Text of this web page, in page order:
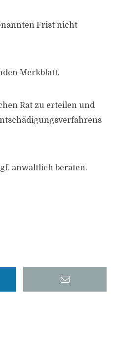
Frist nicht
Merkblatt.
Rat zu erteilen und
anwaltlich beraten.